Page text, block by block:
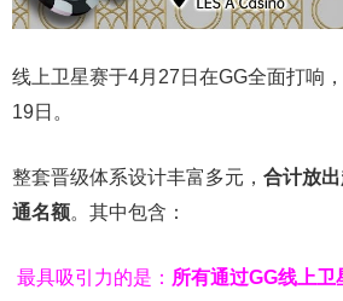
线上卫星赛于4月27日在GG全面打响
19日。
整套晋级体系设计丰富多元， 合计放出
通名额。其中包含：
最具吸引力的是： 所有通过GG线上卫